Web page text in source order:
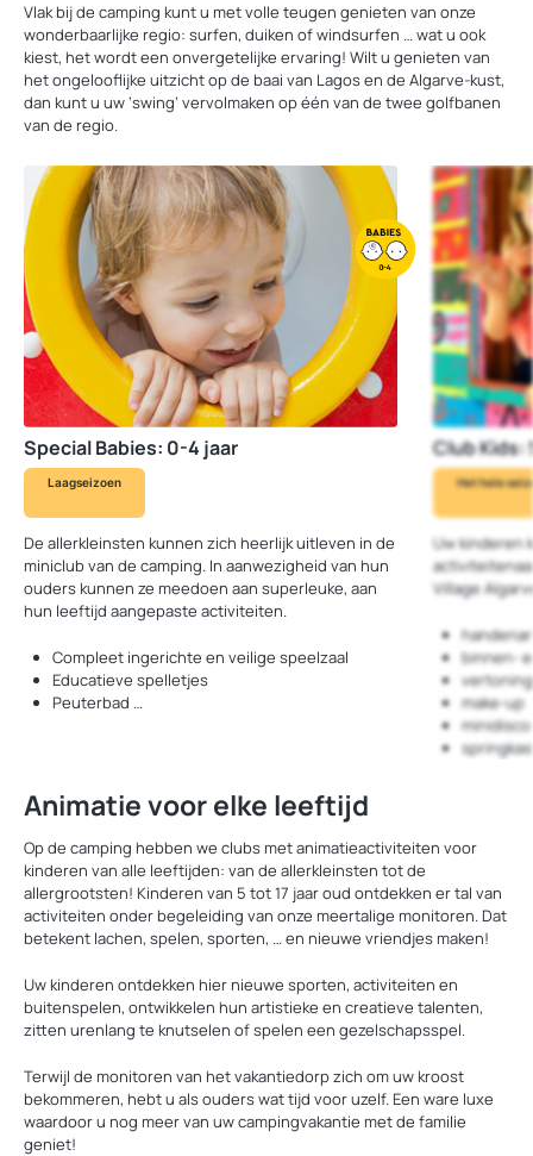
Vlak bij de camping kunt u met volle teugen genieten van onze
wonderbaarlijke regio: surfen, duiken of windsurfen … wat u ook
kiest, het wordt een onvergetelijke ervaring! Wilt u genieten van
het ongelooflijke uitzicht op de baai van Lagos en de Algarve-kust,
dan kunt u uw ‘swing’ vervolmaken op één van de twee golfbanen
van de regio.
Special Babies: 0-4 jaar
Laagseizoen
De allerkleinsten kunnen zich heerlijk uitleven in de
miniclub van de camping. In aanwezigheid van hun
ouders kunnen ze meedoen aan superleuke, aan
hun leeftijd aangepaste activiteiten.
Compleet ingerichte en veilige speelzaal
Educatieve spelletjes
Peuterbad …
Club Kids:
Het hele
Uw kinderen
Village
binnen-
make-up
minidisco
Animatie voor elke leeftijd
Op de camping hebben we clubs met animatieactiviteiten voor
kinderen van alle leeftijden: van de allerkleinsten tot de
allergrootsten! Kinderen van 5 tot 17 jaar oud ontdekken er tal van
activiteiten onder begeleiding van onze meertalige monitoren. Dat
betekent lachen, spelen, sporten, … en nieuwe vriendjes maken!
Uw kinderen ontdekken hier nieuwe sporten, activiteiten en
buitenspelen, ontwikkelen hun artistieke en creatieve talenten,
zitten urenlang te knutselen of spelen een gezelschapsspel.
Terwijl de monitoren van het vakantiedorp zich om uw kroost
bekommeren, hebt u als ouders wat tijd voor uzelf. Een ware luxe
waardoor u nog meer van uw campingvakantie met de familie
geniet!